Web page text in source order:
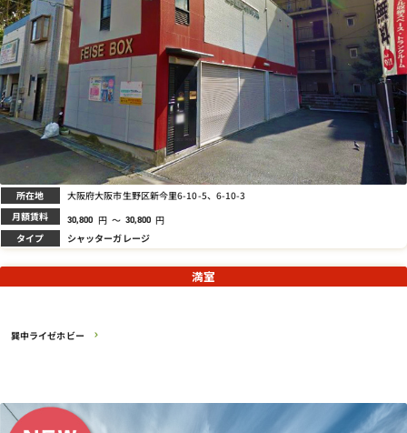
所在地 大阪府大阪市生野区新今里6-10-5、6-10-3
月額賃料 30,800 円 ～ 30,800 円
タイプ シャッターガレージ
巽中ライゼホビー
満室